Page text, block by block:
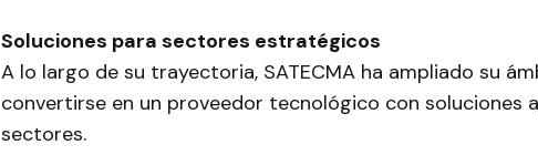
Soluciones para sectores estratégicos
A lo largo de su trayectoria, SATECMA ha ampliado su
convertirse en un proveedor tecnológico con soluciones
sectores.